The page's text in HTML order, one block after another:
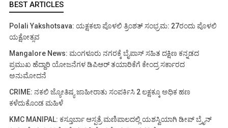
BEST ARTICLES
Polali Yakshotsava: ಯಕ್ಷಕಲಾ ಪೊಳಲಿ ತ್ರಿಂಶತ್ ಸಂಭ್ರಮ: 27ರಂದು ಪೊಳಲಿ
ಯಕ್ಷೋತ್ಸವ
Mangalore News: ಮಂಗಳೂರು ನಗರಕ್ಕೆ ಬೈಪಾಸ್‌ ಸಹಿತ ದಕ್ಷಿಣ ಕನ್ನಡದ
ಪ್ರಮುಖ ಹೆದ್ದಾರಿ ಯೋಜನೆಗಳ ಡಿಪಿಆರ್ ತಯಾರಿಕೆಗೆ ಕೇಂದ್ರ ಸರ್ಕಾರದ
ಅನುಮೋದನೆ
CRIME: ನಕಲಿ ಜ್ಯೋತಿಷ್ಯ ಜಾಹೀರಾತು ಸಂಪರ್ಕಿಸಿ 2 ಲಕ್ಷಕ್ಕೂ ಅಧಿಕ ಹಣ
ಕಳೆದುಕೊಂಡ ಮಹಿಳೆ
KMC MANIPAL: ಕಸ್ತೂರ್ಬಾ ಆಸ್ಪತ್ರೆ ಮಣಿಪಾಲದಲ್ಲಿ ಯಶಸ್ವಿಯಾಗಿ ಡೀಪ್ ಬ್ರೈನ್